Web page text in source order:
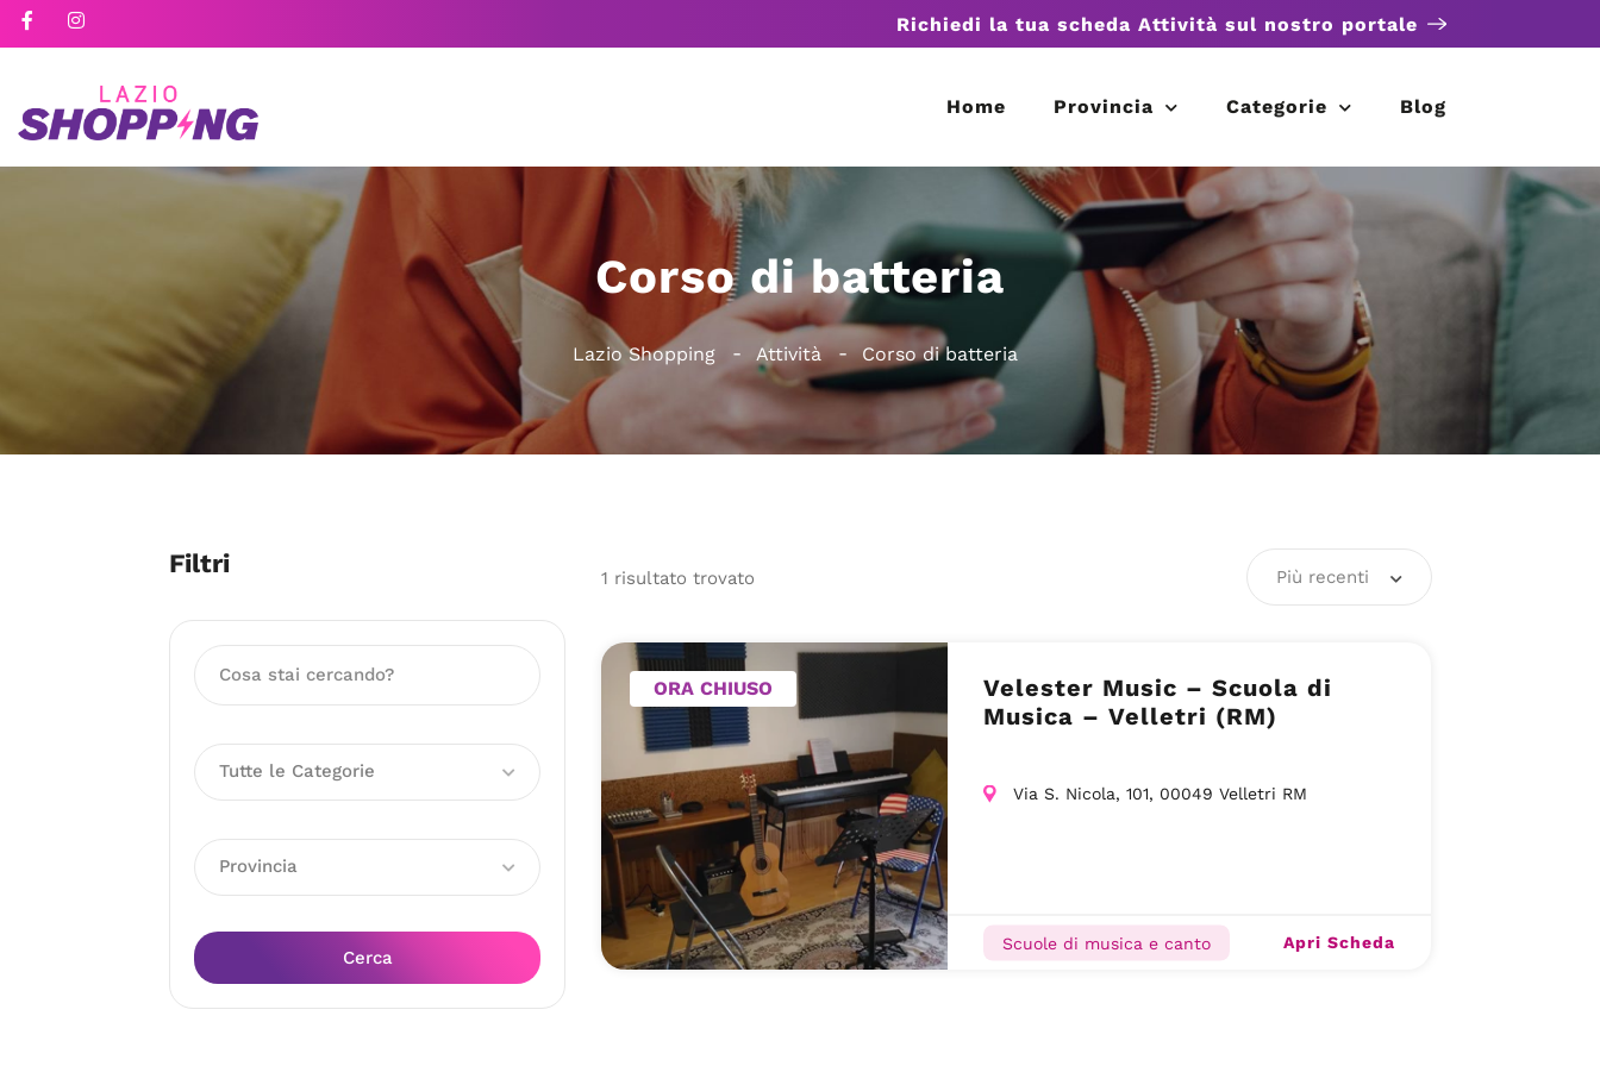
Richiedi la tua scheda Attività sul nostro portale
Home Provincia Categorie Blog
Corso di batteria
Lazio Shopping Attività Corso di batteria
Filtri
Tutte le Categorie
Provincia
Cerca
1 risultato trovato Più recenti
ORA CHIUSO
Velester Music – Scuola di
Musica – Velletri (RM)
Via S. Nicola, 101, 00049 Velletri RM
Scuole di musica e canto Apri Scheda